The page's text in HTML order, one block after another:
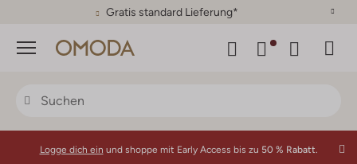
Gratis standard Lieferung*
Menü
Logge dich ein und shoppe mit Early Access bis zu 50 % Rabatt.